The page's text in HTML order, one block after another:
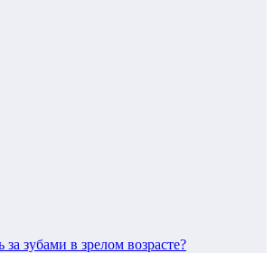
зубами в зрелом возрасте?